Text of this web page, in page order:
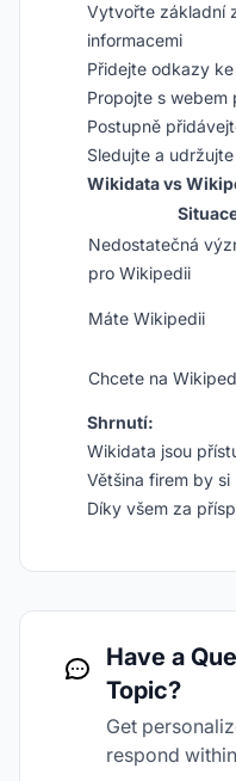
Vytvořte základní
informacemi
Přidejte odkazy
Propojte s webem
Postupně
Sledujte a udržujte
Wikidata vs
Nedostatečná
pro Wikipedii
Máte Wikipedii
Chcete na
Shrnutí:
Wikidata jsou
Většina firem by
Díky všem za
Have a
Topic?
Get
respond